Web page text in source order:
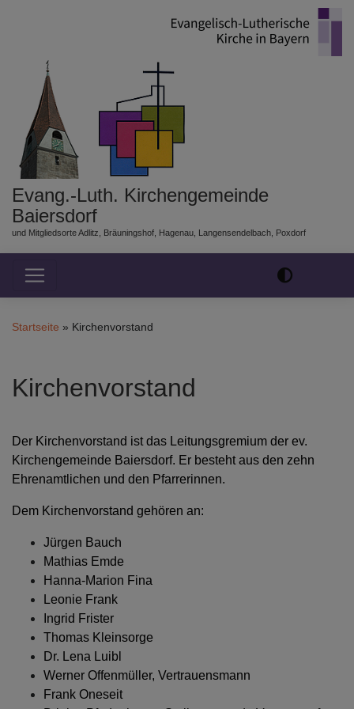
Evang.-Luth. Kirchengemeinde
Baiersdorf
und Mitgliedsorte Adlitz, Bräuningshof, Hagenau, Langensendelbach, Poxdorf
Hauptnavigation
Startseite Kirchenvorstand
Kirchenvorstand
Der Kirchenvorstand ist das Leitungsgremium der ev.
Kirchengemeinde Baiersdorf. Er besteht aus den zehn
Ehrenamtlichen und den Pfarrerinnen.
Dem Kirchenvorstand gehören an:
Jürgen Bauch
Mathias Emde
Hanna-Marion Fina
Leonie Frank
Ingrid Frister
Thomas Kleinsorge
Dr. Lena Luibl
Werner Offenmüller, Vertrauensmann
Frank Oneseit